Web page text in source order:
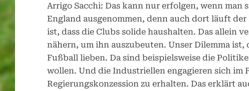
Arrigo Sacchi: Das kann nur erfolgen, wenn
England ausgenommen, denn auch dort läuft
ist, dass die Clubs solide haushalten. Das allein
nähern, um ihn auszubeuten. Unser Dilemma
Fußball lieben. Da sind beispielsweise die
wollen. Und die Industriellen engagieren sich im
Regierungskonzession zu erhalten. Das erklärt